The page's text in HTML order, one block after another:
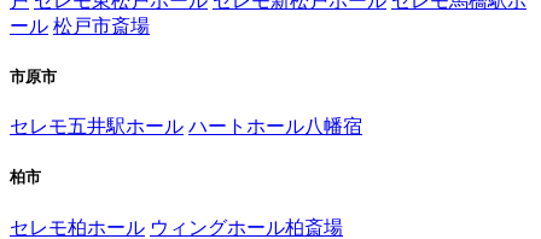
ール 松戸市斎場
市原市
セレモ五井駅ホール ハートホール八幡宿
柏市
セレモ柏ホール ウィングホール柏斎場